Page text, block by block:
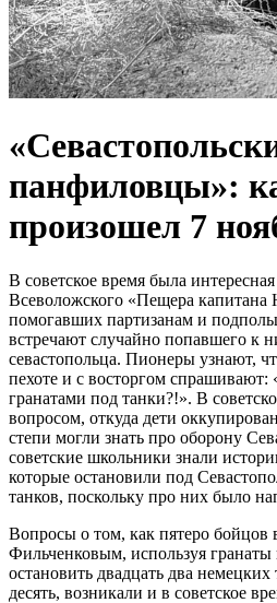
панфиловцы»:
произошел 7
В советское время была
Всеволожского «Пещера капитана
помогавших партизанам и
встречают случайно попавшего к
севастопольца. Пионеры узнают,
пехоте и с восторгом спрашивают:
гранатами под танки?!». В
вопросом, откуда дети
степи могли знать про оборону
советские школьники знали
которые остановили под
танков, поскольку про них было
Вопросы о том, как пятеро бойцов
Фильченковым, используя
остановить двадцать два
десять, возникали и в советское